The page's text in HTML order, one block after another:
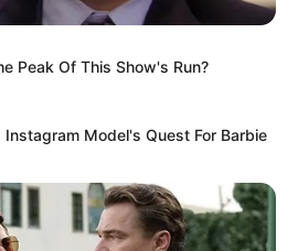
αδείας 2026;
απόπλου;
στο
ΔΗΜΟΦΙΛΗ
Peak Of This Show's Run?
Model's Quest For Barbie